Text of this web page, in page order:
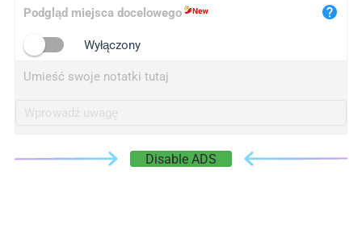
Podgląd miejsca docelowego
Wyłączony
Umieść swoje notatki tutaj
Disable ADS